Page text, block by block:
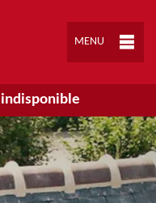
MENU
indisponible